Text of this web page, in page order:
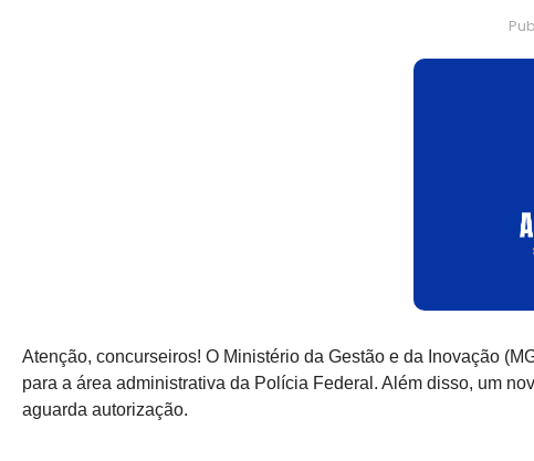
Atenção, concurseiros! O Ministério da Gestão e da Inovação
para a área administrativa da Polícia Federal. Além disso, um
aguarda autorização.